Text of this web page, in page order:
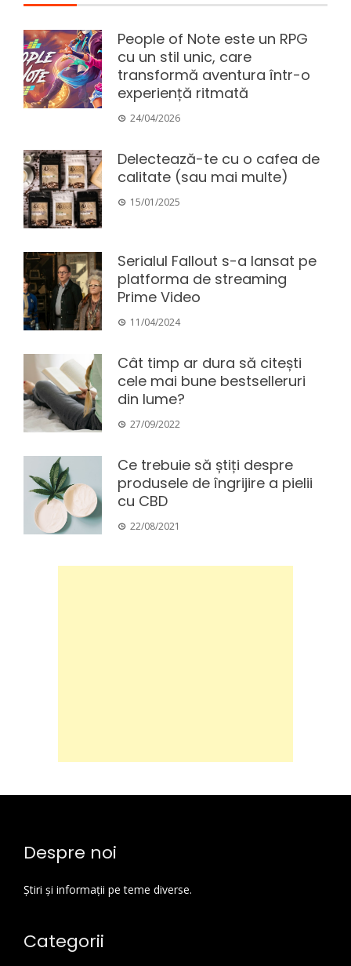
People of Note este un RPG
cu un stil unic, care
transformă aventura într-o
experiență ritmată
24/04/2026
Delectează-te cu o cafea de
calitate (sau mai multe)
15/01/2025
Serialul Fallout s-a lansat pe
platforma de streaming
Prime Video
11/04/2024
Cât timp ar dura să citești
cele mai bune bestselleruri
din lume?
27/09/2022
Ce trebuie să știți despre
produsele de îngrijire a pielii
cu CBD
22/08/2021
Despre noi
Știri și informații pe teme diverse.
Categorii